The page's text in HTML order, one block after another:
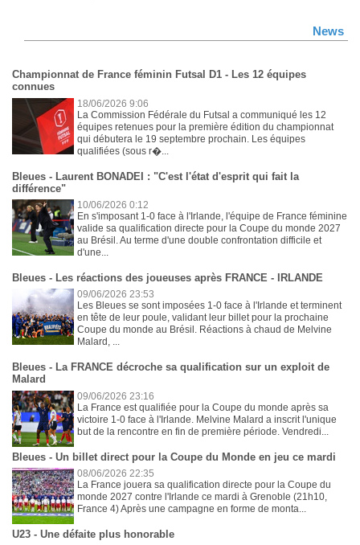
News
Championnat de France féminin Futsal D1 - Les 12 équipes
connues
18/06/2026 9:06
La Commission Fédérale du Futsal a communiqué les 12
équipes retenues pour la première édition du championnat
qui débutera le 19 septembre prochain. Les équipes
qualifiées (sous r�...
Bleues - Laurent BONADEI : "C'est l'état d'esprit qui fait la
différence"
10/06/2026 0:12
En s'imposant 1-0 face à l'Irlande, l'équipe de France féminine
valide sa qualification directe pour la Coupe du monde 2027
au Brésil. Au terme d'une double confrontation difficile et
d'une...
Bleues - Les réactions des joueuses après FRANCE - IRLANDE
09/06/2026 23:53
Les Bleues se sont imposées 1-0 face à l'Irlande et terminent
en tête de leur poule, validant leur billet pour la prochaine
Coupe du monde au Brésil. Réactions à chaud de Melvine
Malard, ...
Bleues - La FRANCE décroche sa qualification sur un exploit de
Malard
09/06/2026 23:16
La France est qualifiée pour la Coupe du monde après sa
victoire 1-0 face à l'Irlande. Melvine Malard a inscrit l'unique
but de la rencontre en fin de première période. Vendredi...
Bleues - Un billet direct pour la Coupe du Monde en jeu ce mardi
08/06/2026 22:35
La France jouera sa qualification directe pour la Coupe du
monde 2027 contre l'Irlande ce mardi à Grenoble (21h10,
France 4) Après une campagne en forme de monta...
U23 - Une défaite plus honorable